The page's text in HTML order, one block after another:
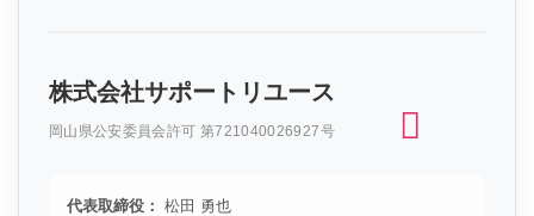
株式会社サポートリユース
岡山県公安委員会許可 第721040026927号
代表取締役： 松田 勇也